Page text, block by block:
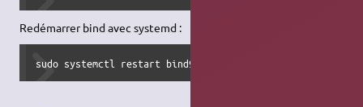
Redémarrer bind avec systemd :
sudo systemctl restart bind9.service